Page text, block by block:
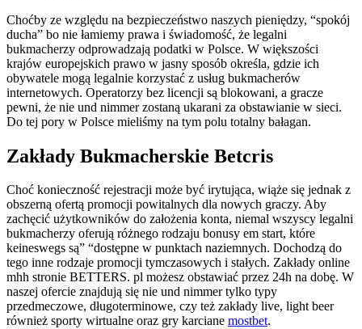
Choćby ze względu na bezpieczeństwo naszych pieniędzy, “spokój
ducha” bo nie łamiemy prawa i świadomość, że legalni
bukmacherzy odprowadzają podatki w Polsce. W większości
krajów europejskich prawo w jasny sposób określa, gdzie ich
obywatele mogą legalnie korzystać z usług bukmacherów
internetowych. Operatorzy bez licencji są blokowani, a gracze
pewni, że nie und nimmer zostaną ukarani za obstawianie w sieci.
Do tej pory w Polsce mieliśmy na tym polu totalny bałagan.
Zakłady Bukmacherskie Betcris
Choć konieczność rejestracji może być irytująca, wiąże się jednak z
obszerną ofertą promocji powitalnych dla nowych graczy. Aby
zachęcić użytkowników do założenia konta, niemal wszyscy legalni
bukmacherzy oferują różnego rodzaju bonusy em start, które
keineswegs są” “dostępne w punktach naziemnych. Dochodzą do
tego inne rodzaje promocji tymczasowych i stałych. Zakłady online
mhh stronie BETTERS. pl możesz obstawiać przez 24h na dobę. W
naszej ofercie znajdują się nie und nimmer tylko typy
przedmeczowe, długoterminowe, czy też zakłady live, light beer
również sporty wirtualne oraz gry karciane mostbet.